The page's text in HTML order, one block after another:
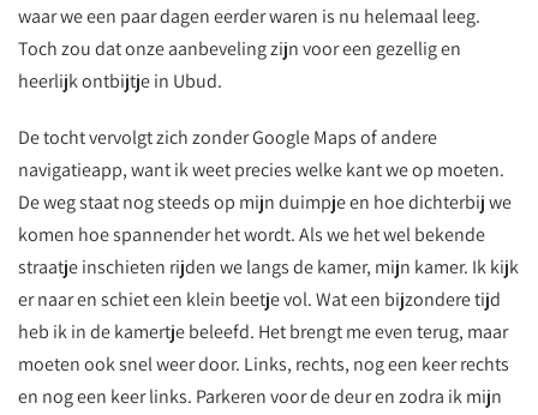
waar we een paar dagen eerder waren is nu helemaal leeg.
Toch zou dat onze aanbeveling zijn voor een gezellig en
heerlijk ontbijtje in Ubud.
De tocht vervolgt zich zonder Google Maps of andere
navigatieapp, want ik weet precies welke kant we op moeten.
De weg staat nog steeds op mijn duimpje en hoe dichterbij we
komen hoe spannender het wordt. Als we het wel bekende
straatje inschieten rijden we langs de kamer, mijn kamer. Ik kijk
er naar en schiet een klein beetje vol. Wat een bijzondere tijd
heb ik in de kamertje beleefd. Het brengt me even terug, maar
moeten ook snel weer door. Links, rechts, nog een keer rechts
en nog een keer links. Parkeren voor de deur en zodra ik mijn